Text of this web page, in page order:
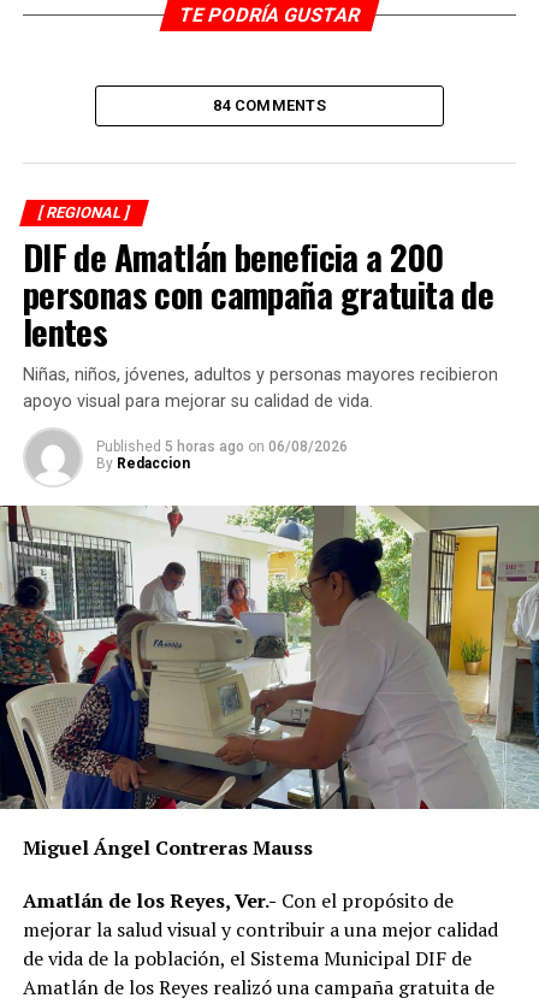
comité integrado por habitantes de Palmillas,
el proyecto se desarrolló conforme al expediente
técnico y con manejo transparente del presupuesto
asignado.
Durante el acto inaugural, el delegado regional de
Bienestar en Córdoba, Óscar Carmona Oropeza, afirmó
que la obra es un claro ejemplo de cómo el pueblo
organizado puede concretar mejoras sustanciales en su
comunidad cuando cuenta con respaldo institucional.
Subrayó que el Gobierno Federal mantiene el
compromiso de atender de manera prioritaria a los
pueblos indígenas y afromexicanos, garantizando que
los recursos lleguen de forma directa y se traduzcan en
Vecinos señalaron que antes de la intervención la calle 4
presentaba deterioro y encharcamientos constantes en
temporada de lluvias, lo que dificultaba el tránsito y
TE PODRÍA GUSTAR
84 COMMENTS
[ REGIONAL ]
DIF de Amatlán beneficia a 200
personas con campaña gratuita de
lentes
Niñas, niños, jóvenes, adultos y personas mayores recibieron
apoyo visual para mejorar su calidad de vida.
Published 5 horas ago on 06/08/2026
By Redaccion
Miguel Ángel Contreras Mauss
Amatlán de los Reyes, Ver.- Con el propósito de
mejorar la salud visual y contribuir a una mejor calidad
de vida de la población, el Sistema Municipal DIF de
Amatlán de los Reyes realizó una campaña gratuita de